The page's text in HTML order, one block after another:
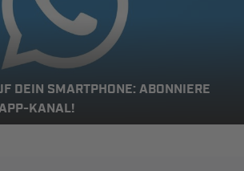
DEIN SMARTPHONE: ABONNIERE
KANAL!